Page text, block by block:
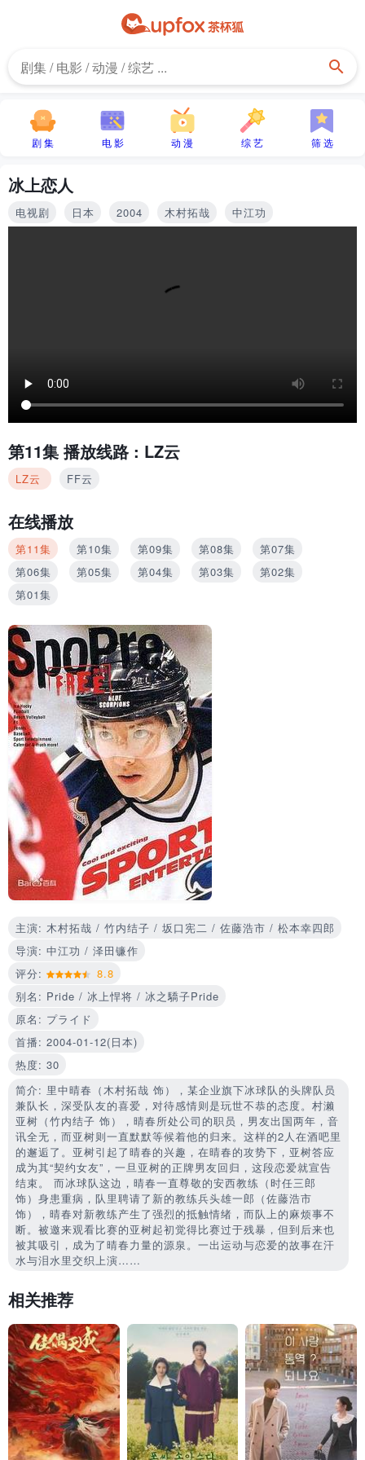
剧 集 电 影 动 漫 综 艺 筛 选
冰上恋人
电视剧 日本 2004 木村拓哉 中江功
第11集 播放线路 : LZ云
LZ云 FF云
在线播放
第11集 第10集 第09集 第08集
第07集
第06集
第05集 第04集 第03集
第02集
第01集
主演: 木村拓哉 / 竹内结子 / 坂口宪二 / 佐藤浩市 / 松本幸四郎
导演: 中江功 / 泽田镰作
评分:
8.8
别名: Pride / 冰上悍将 / 冰之驕子Pride
原名: プライド
首播: 2004-01-12(日本)
热度: 30
简介: 里中晴春（木村拓哉 饰），某企业旗下冰球队的头牌队员
兼队长，深受队友的喜爱，对待感情则是玩世不恭的态度。村濑
亚树（竹内结子 饰），晴春所处公司的职员，男友出国两年，音
讯全无，而亚树则一直默默等候着他的归来。这样的2人在酒吧里
的邂逅了。亚树引起了晴春的兴趣，在晴春的攻势下，亚树答应
成为其“契约女友”，一旦亚树的正牌男友回归，这段恋爱就宣告
结束。 而冰球队这边，晴春一直尊敬的安西教练（时任三郎
饰）身患重病，队里聘请了新的教练兵头雄一郎（佐藤浩市
饰），晴春对新教练产生了强烈的抵触情绪，而队上的麻烦事不
断。被邀来观看比赛的亚树起初觉得比赛过于残暴，但到后来也
被其吸引，成为了晴春力量的源泉。一出运动与恋爱的故事在汗
水与泪水里交织上演……
相关推荐